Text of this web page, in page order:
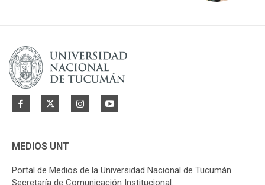
MEDIOS UNT
Portal de Medios de la Universidad Nacional de Tucumán.
Secretaría de Comunicación Institucional.